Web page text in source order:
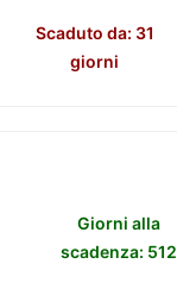
Scaduto da: 31
giorni
Giorni alla
scadenza: 512